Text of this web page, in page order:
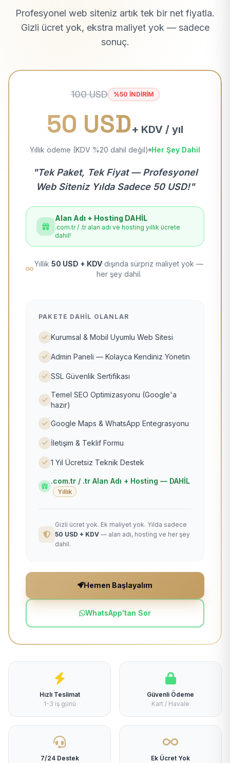
Profesyonel web siteniz artık tek bir net fiyatla.
Gizli ücret yok, ekstra maliyet yok — sadece
sonuç.
100 USD %50 İNDİRİM
50 USD+ KDV / yıl
Yıllık ödeme (KDV %20 dahil değil) Her Şey Dahil
"Tek Paket, Tek Fiyat — Profesyonel
Web Siteniz Yılda Sadece 50 USD!"
Alan Adı + Hosting DAHİL
.com.tr / .tr alan adı ve hosting yıllık ücrete
dahil!
Yıllık 50 USD + KDV dışında sürpriz maliyet yok —
her şey dahil.
PAKETE DAHIL OLANLAR
Kurumsal & Mobil Uyumlu Web Sitesi
Admin Paneli — Kolayca Kendiniz Yönetin
SSL Güvenlik Sertifikası
Temel SEO Optimizasyonu (Google'a
hazır)
Google Maps & WhatsApp Entegrasyonu
İletişim & Teklif Formu
1 Yıl Ücretsiz Teknik Destek
.com.tr / .tr Alan Adı + Hosting — DAHİL
Yıllık
Gizli ücret yok. Ek maliyet yok. Yılda sadece
50 USD + KDV — alan adı, hosting ve her şey
dahil.
Hemen Başlayalım
WhatsApp'tan Sor
Hızlı Teslimat
1-3 iş günü
Güvenli Ödeme
Kart / Havale
7/24 Destek
Ek Ücret Yok